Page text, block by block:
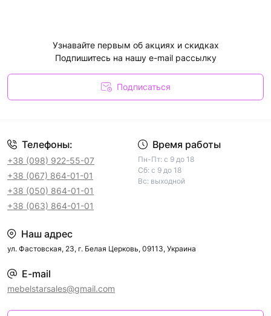
Узнавайте первым об акциях и скидках
Подпишитесь на нашу e-mail рассылку
Подписаться
Телефоны:
+38 (098) 922-55-07
+38 (067) 864-01-01
+38 (050) 864-01-01
+38 (063) 864-01-01
Время работы
Пн-Пт: с 9 до 18
Сб: с 9 до 18
Вс: выходной
Наш адрес
ул. Фастовская, 23, г. Белая Церковь, 09113, Украина
E-mail
mebelstarsales@gmail.com